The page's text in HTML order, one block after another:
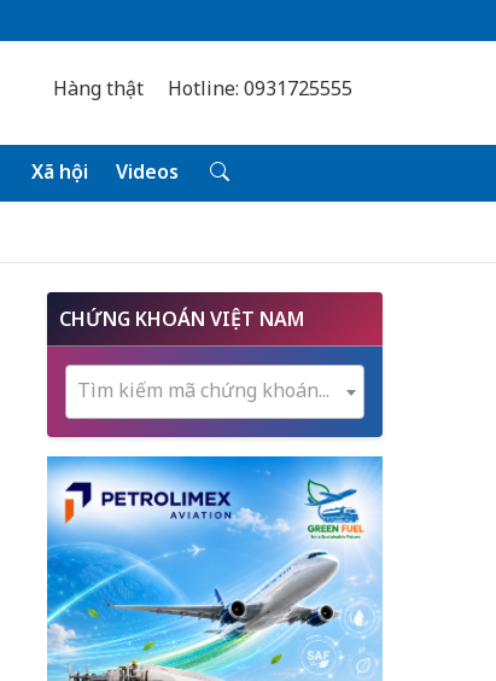
Hàng thật Hotline: 0931725555
Xã hội Videos
CHỨNG KHOÁN VIỆT NAM
Tìm kiếm mã chứng khoán...